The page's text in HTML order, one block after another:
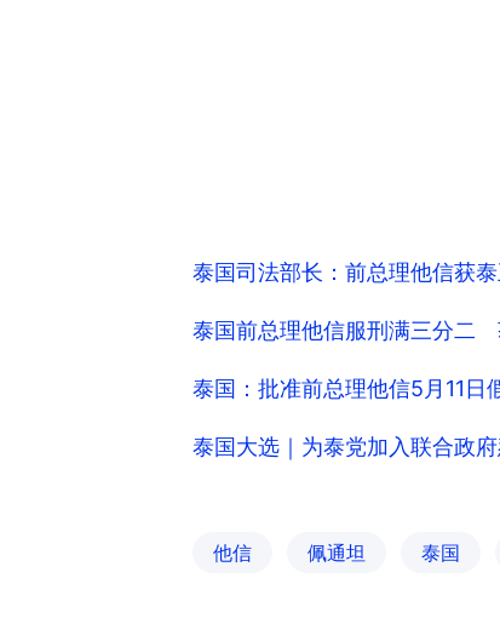
泰国司法部长：前总理他信获
泰国前总理他信服刑满三分二
泰国：批准前总理他信5月11
泰国大选｜为泰党加入联合政
他信 佩通坦 泰国